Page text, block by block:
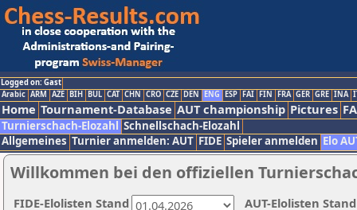
Logged on: Gast
Arabic ARM AZE BIH BUL CAT CHN CRO CZE DEN ENG ESP FAI FIN FRA GER GRE INA
Home Tournament-Database AUT championship Pictures
Turnierschach-Elozahl Schnellschach-Elozahl
Allgemeines Turnier anmelden: AUT FIDE Spieler anmelden Elo
Willkommen bei den offiziellen
AUT-Elolisten
FIDE-Elolisten Stand